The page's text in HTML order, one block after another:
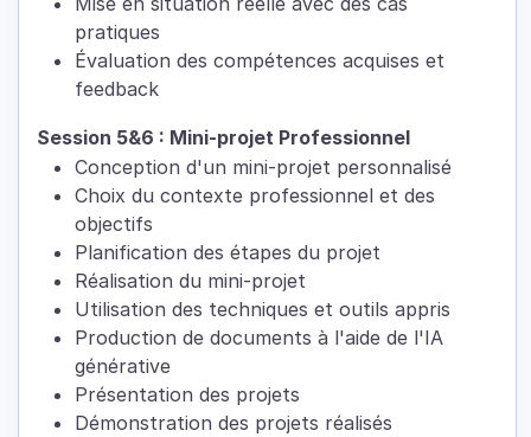
pratiques
Évaluation des compétences acquises et
feedback
Session 5&6 : Mini-projet Professionnel
Conception d'un mini-projet personnalisé
Choix du contexte professionnel et des
objectifs
Planification des étapes du projet
Réalisation du mini-projet
Utilisation des techniques et outils appris
Production de documents à l'aide de l'IA
générative
Présentation des projets
Démonstration des projets réalisés